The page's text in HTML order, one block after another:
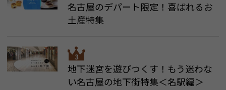
名古屋のデパート限定！喜ばれるお
土産特集
地下迷宮を遊びつくす！もう迷わな
い名古屋の地下街特集＜名駅編＞